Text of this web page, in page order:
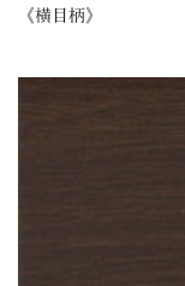
《横目柄》